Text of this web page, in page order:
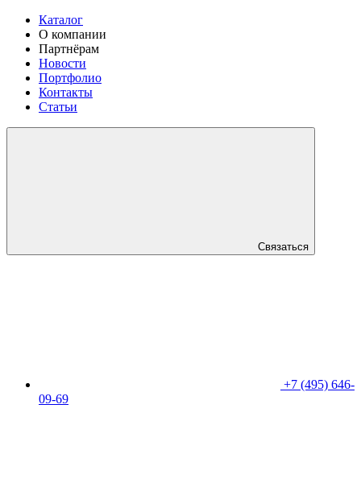
Каталог
О компании
Партнёрам
Новости
Портфолио
Контакты
Статьи
Связаться
+7 (495) 646-
09-69